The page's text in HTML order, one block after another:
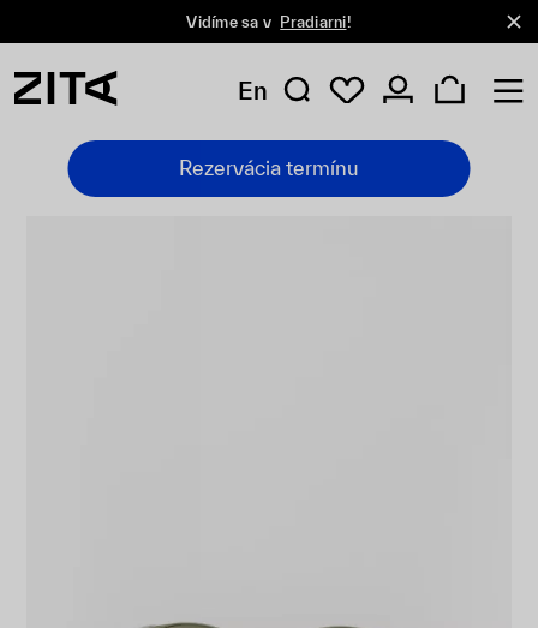
Vidíme sa v Pradiarni!
En
Rezervácia termínu